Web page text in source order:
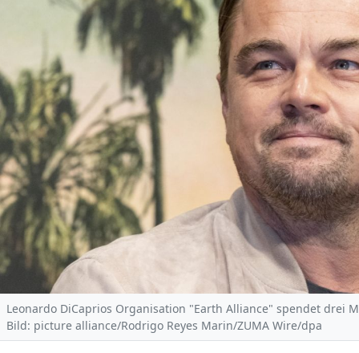
Leonardo DiCaprios Organisation "Earth Alliance" spendet drei
Bild: picture alliance/Rodrigo Reyes Marin/ZUMA Wire/dpa